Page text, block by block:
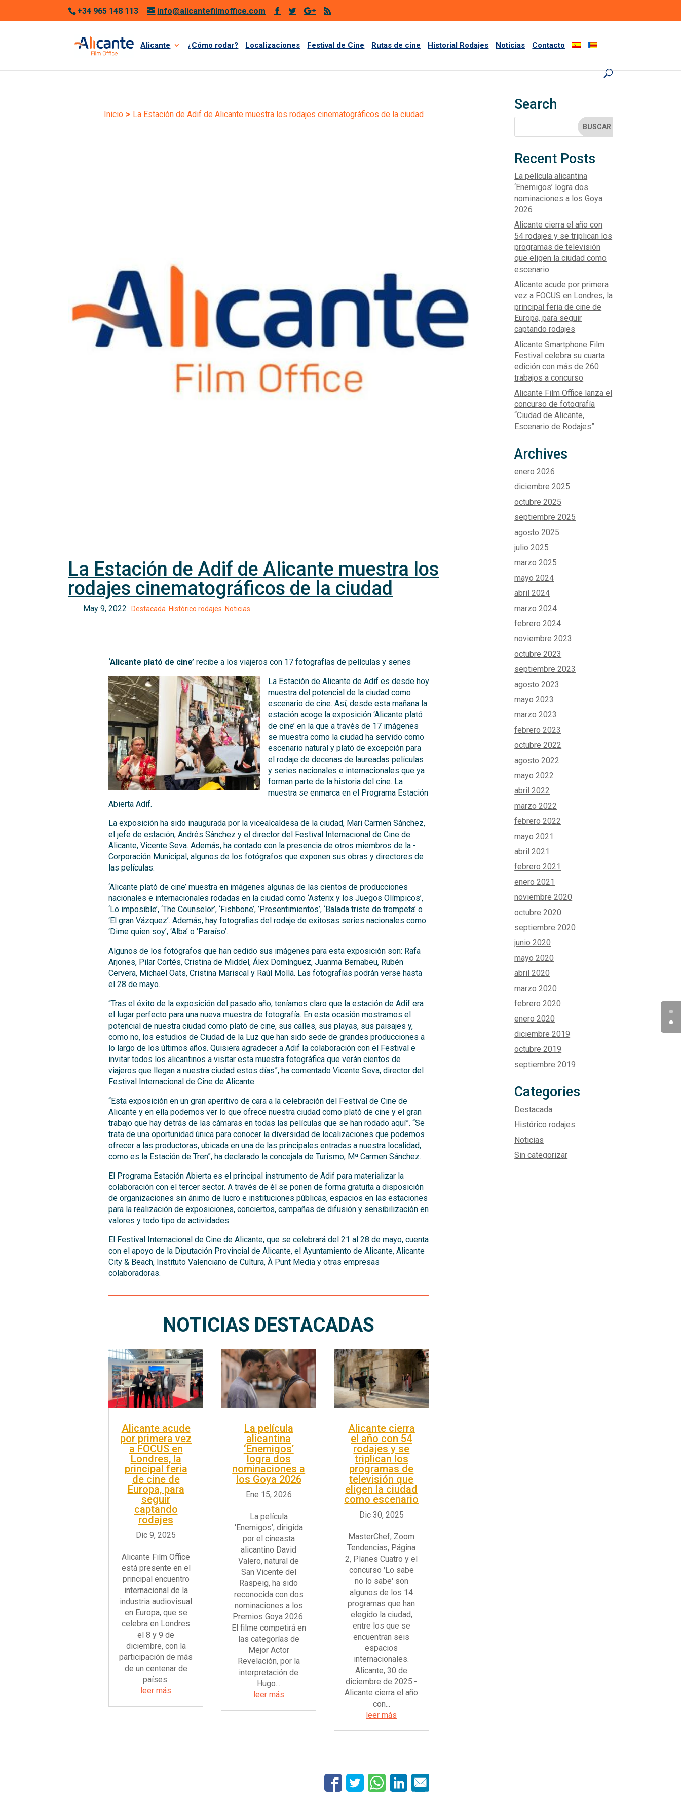
+34 965 148 113 info@alicantefilmoffice.com
Alicante ¿Cómo rodar? Localizaciones Festival de Cine Rutas de cine Historial Rodajes Noticias Contacto
Inicio > La Estación de Adif de Alicante muestra los rodajes cinematográficos de la ciudad
La Estación de Adif de Alicante muestra los
rodajes cinematográficos de la ciudad
‘Alicante plató de cine’recibe a los viajeros con 17 fotografías de películas y series
La Estación de Alicante de Adif es desde hoy
muestra del potencial de la ciudad como
escenario de cine. Así, desde esta mañana la
estación acoge la exposición ‘Alicante plató
de cine’ en la que a través de 17 imágenes
se muestra como la ciudad ha servido como
escenario natural y plató de excepción para
el rodaje de decenas de laureadas películas
y series nacionales e internacionales que ya
forman parte de la historia del cine. La
muestra se enmarca en el Programa Estación
Abierta Adif.
La exposición ha sido inaugurada por la vicealcaldesa de la ciudad, Mari Carmen Sánchez,
el jefe de estación, Andrés Sánchez y el director del Festival Internacional de Cine de
Alicante, Vicente Seva. Además, ha contado con la presencia de otros miembros de la -
Corporación Municipal, algunos de los fotógrafos que exponen sus obras y directores de
las películas.
‘Alicante plató de cine’ muestra en imágenes algunas de las cientos de producciones
nacionales e internacionales rodadas en la ciudad como ‘Asterix y los Juegos Olímpicos’,
‘Lo imposible’, ‘The Counselor’, ‘Fishbone’, ’Presentimientos’, ‘Balada triste de trompeta’ o
‘El gran Vázquez’. Además, hay fotografias del rodaje de exitosas series nacionales como
‘Dime quien soy’, ‘Alba’ o ‘Paraíso’.
Algunos de los fotógrafos que han cedido sus imágenes para esta exposición son: Rafa
Arjones, Pilar Cortés, Cristina de Middel, Álex Domínguez, Juanma Bernabeu, Rubén
Cervera, Michael Oats, Cristina Mariscal y Raúl Mollá. Las fotografías podrán verse hasta
el 28 de mayo.
“Tras el éxito de la exposición del pasado año, teníamos claro que la estación de Adif era
el lugar perfecto para una nueva muestra de fotografía. En esta ocasión mostramos el
potencial de nuestra ciudad como plató de cine, sus calles, sus playas, sus paisajes y,
como no, los estudios de Ciudad de la Luz que han sido sede de grandes producciones a
lo largo de los últimos años. Quisiera agradecer a Adif la colaboración con el Festival e
invitar todos los alicantinos a visitar esta muestra fotográfica que verán cientos de
viajeros que llegan a nuestra ciudad estos días”, ha comentado Vicente Seva, director del
Festival Internacional de Cine de Alicante.
“Esta exposición en un gran aperitivo de cara a la celebración del Festival de Cine de
Alicante y en ella podemos ver lo que ofrece nuestra ciudad como plató de cine y el gran
trabajo que hay detrás de las cámaras en todas las películas que se han rodado aquí”. “Se
trata de una oportunidad única para conocer la diversidad de localizaciones que podemos
ofrecer a las productoras, ubicada en una de las principales entradas a nuestra localidad,
como es la Estación de Tren”, ha declarado la concejala de Turismo, Mª Carmen Sánchez.
El Programa Estación Abierta es el principal instrumento de Adif para materializar la
colaboración con el tercer sector. A través de él se ponen de forma gratuita a disposición
de organizaciones sin ánimo de lucro e instituciones públicas, espacios en las estaciones
para la realización de exposiciones, conciertos, campañas de difusión y sensibilización en
valores y todo tipo de actividades.
El Festival Internacional de Cine de Alicante, que se celebrará del 21 al 28 de mayo, cuenta
con el apoyo de la Diputación Provincial de Alicante, el Ayuntamiento de Alicante, Alicante
City & Beach, Instituto Valenciano de Cultura, À Punt Media y otras empresas
colaboradoras.
NOTICIAS DESTACADAS
Alicante acude
por primera vez
a FOCUS en
Londres, la
principal feria
de cine de
Europa, para
seguir
captando
rodajes
Alicante Film Office
está presente en el
principal encuentro
internacional de la
industria audiovisual
en Europa, que se
celebra en Londres
el 8 y 9 de
diciembre, con la
participación de más
de un centenar de
países.
leer más
La película
alicantina
‘Enemigos’
logra dos
nominaciones a
los Goya 2026
La película
‘Enemigos’, dirigida
por el cineasta
alicantino David
Valero, natural de
San Vicente del
Raspeig, ha sido
reconocida con dos
nominaciones a los
Premios Goya 2026.
El filme competirá en
las categorías de
Mejor Actor
Revelación, por la
interpretación de
Hugo...
leer más
Alicante cierra
el año con 54
rodajes y se
triplican los
programas de
televisión que
eligen la ciudad
como escenario
MasterChef, Zoom
Tendencias, Página
2, Planes Cuatro y el
concurso 'Lo sabe
no lo sabe' son
algunos de los 14
programas que han
elegido la ciudad,
entre los que se
encuentran seis
espacios
internacionales.
Alicante, 30 de
diciembre de 2025.-
Alicante cierra el año
con...
leer más
Search
Recent Posts
La película alicantina
‘Enemigos’ logra dos
nominaciones a los Goya
2026
Alicante cierra el año con
54 rodajes y se triplican los
programas de televisión
que eligen la ciudad como
escenario
Alicante acude por primera
vez a FOCUS en Londres, la
principal feria de cine de
Europa, para seguir
captando rodajes
Alicante Smartphone Film
Festival celebra su cuarta
edición con más de 260
trabajos a concurso
Alicante Film Office lanza el
concurso de fotografía
“Ciudad de Alicante,
Escenario de Rodajes”
Archives
enero 2026
diciembre 2025
octubre 2025
septiembre 2025
agosto 2025
julio 2025
marzo 2025
mayo 2024
abril 2024
marzo 2024
febrero 2024
noviembre 2023
octubre 2023
septiembre 2023
agosto 2023
mayo 2023
marzo 2023
febrero 2023
octubre 2022
agosto 2022
mayo 2022
abril 2022
marzo 2022
febrero 2022
mayo 2021
abril 2021
febrero 2021
enero 2021
noviembre 2020
octubre 2020
septiembre 2020
junio 2020
mayo 2020
abril 2020
marzo 2020
febrero 2020
enero 2020
diciembre 2019
octubre 2019
septiembre 2019
Categories
Destacada
Histórico rodajes
Noticias
Sin categorizar